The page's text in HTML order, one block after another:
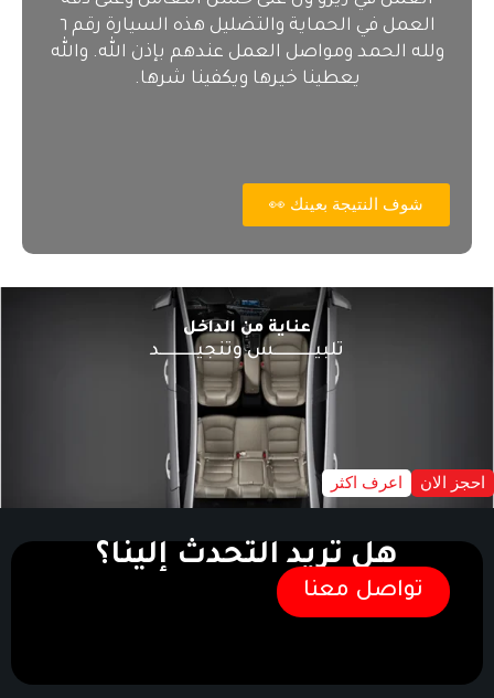
العمل في الحماية والتضليل هذه السيارة رقم ٦
ولله الحمد ومواصل العمل عندهم بإذن الله. والله
يعطينا خيرها ويكفينا شرها.
شوف النتيجة بعينك 👀
احجز الان اعرف اكثر
عناية من الداخل
تلبيــــــــــــس وتنجيـــــــــــد
هل تريد التحدث إلينا؟
تواصل معنا